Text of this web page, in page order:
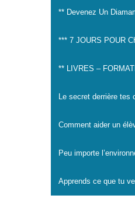
** Devenez Un
*** 7 JOURS POUR
** LIVRES –
Le secret derrière tes
Comment aider un
Peu importe
Apprends ce que tu